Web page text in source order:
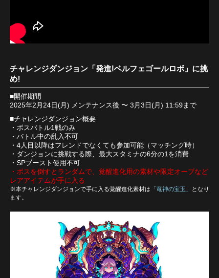
チャレンジダンジョン「発進!ベルフェゴールロボ」に挑
め!
■開催期間
2025年2月24日(月) メンテナンス後 〜 3月3日(月) 11:59まで
■チャレンジダンジョン概要
・ボスバトル1戦のみ
・バトル中の乱入不可
・4人目以降はフレンドでなくても参加可能（マッチング時）
・ダンジョンに挑戦する際、最大スタミナの6分の1を消費
・SPブースト使用不可
・ボスを倒すとランダムで、覚醒進化用の素材や限定オーブなど
レアアイテムが手に入る
※本チャレンジダンジョンで手に入る覚醒進化素材は 「竜神の宝玉」
となり
ます。